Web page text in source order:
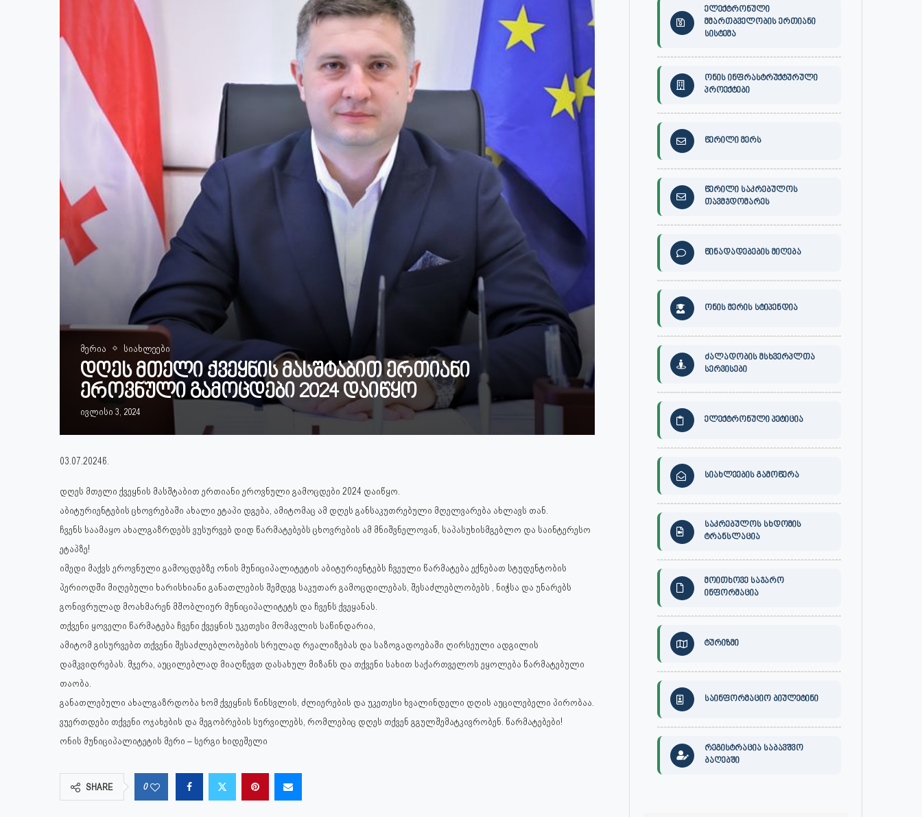
მერია სიახლეები
დღეს მთელი ქვეყნის მასშტაბით ერთიანი
ეროვნული გამოცდები 2024 დაიწყო
ივლისი 3, 2024
03.07.2024წ.
დღეს მთელი ქვეყნის მასშტაბით ერთიანი ეროვნული გამოცდები 2024 დაიწყო.
აბიტურიენტების ცხოვრებაში ახალი ეტაპი დგება, ამიტომაც ამ დღეს განსაკუთრებული მღელვარება ახლავს თან.
ჩვენს საამაყო ახალგაზრდებს ვუსურვებ დიდ წარმატებებს ცხოვრების ამ მნიშვნელოვან, საპასუხისმგებლო და საინტერესო
ეტაპზე!
იმედი მაქვს ეროვნული გამოცდებზე ონის მუნიციპალიტეტის აბიტურიენტებს ჩვეული წარმატება ექნებათ სტუდენტობის
პერიოდში მიღებული ხარისხიანი განათლების შემდეგ საკუთარ გამოცდილებას, შესაძლებლობებს , ნიჭსა და უნარებს
გონივრულად მოახმარენ მშობლიურ მუნიციპალიტეტს და ჩვენს ქვეყანას.
თქვენი ყოველი წარმატება ჩვენი ქვეყნის უკეთესი მომავლის საწინდარია,
ამიტომ გისურვებთ თქვენი შესაძლებლობების სრულად რეალიზებას და საზოგადოებაში ღირსეული ადგილის
დამკვიდრებას. მჯერა, აუცილებლად მიაღწევთ დასახულ მიზანს და თქვენი სახით საქართველოს ეყოლება წარმატებული
თაობა.
განათლებული ახალგაზრდობა ხომ ქვეყნის წინსვლის, ძლიერების და უკეთესი ხვალინდელი დღის აუცილებელი პირობაა.
ვუერთდები თქვენი ოჯახების და მეგობრების სურვილებს, რომლებიც დღეს თქვენ გგულშემატკივრობენ. წარმატებები!
ონის მუნიციპალიტეტის მერი – სერგი ხიდეშელი
SHARE 0
ელექტრონული
მმართბველობის ერთიანი
სისტემა
ონის ინფრასტრუქტურული
პროექტები
წერილი მერს
წერილი საკრებულოს
თავმჯდომარეს
წინადადებების მიღება
ონის მერის სტიპენდია
ძალადობის მსხვერპლთა
სერვისები
ელექტრონული პეტიცია
სიახლეების გამოწერა
საკრებულოს სხდომის
ტრანსლაცია
მოითხოვე საჯარო
ინფორმაცია
ტურიზმი
საინფორმაციო ბიულეტინი
რეგისტრაცია საბავშვო
ბაღებში